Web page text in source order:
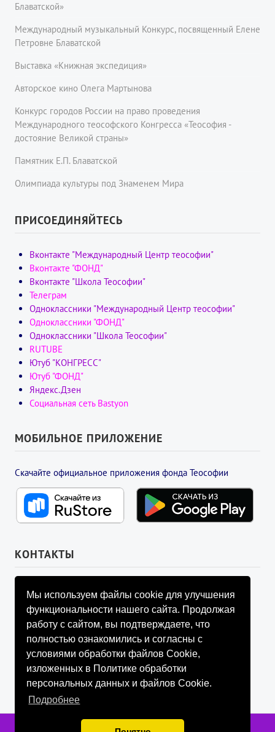
Мы используем файлы cookie для улучшения
функциональности нашего сайта. Продолжая
работу с сайтом, вы подтверждаете, что
полностью ознакомились и согласны с
условиями обработки файлов Cookie,
изложенных в Политике обработки
персональных данных и файлов Cookie.
Подробнее
Блаватской»
Международный музыкальный Конкурс, посвященный Елене
Петровне Блаватской
Выставка «Книжная экспедиция»
Авторское кино Олега Мартынова
Конкурс городов России на право проведения
Международного теософского Конгресса «Теософия -
достояние Великой страны»
Памятник Е.П. Блаватской
Олимпиада культуры под Знаменем Мира
ПРИСОЕДИНЯЙТЕСЬ
Вконтакте "Международный Центр теософии"
Вконтакте "ФОНД"
Вконтакте "Школа Теософии"
Телеграм
Одноклассники "Международный Центр теософии"
Одноклассники "ФОНД"
Одноклассники "Школа Теософии"
RUTUBE
Ютуб "КОНГРЕСС"
Ютуб "ФОНД"
Яндекс.Дзен
Социальная сеть Bastyon
МОБИЛЬНОЕ ПРИЛОЖЕНИЕ
Скачайте официальное приложения фонда Теософии
КОНТАКТЫ
УПРАВЛЯЮЩИЙ СОВЕТ ФОНДА
info@fondtheosophy.ru
+7 (926) 184-90-66
+7 (926) 910-92-77
+7 (962) 907-24-88